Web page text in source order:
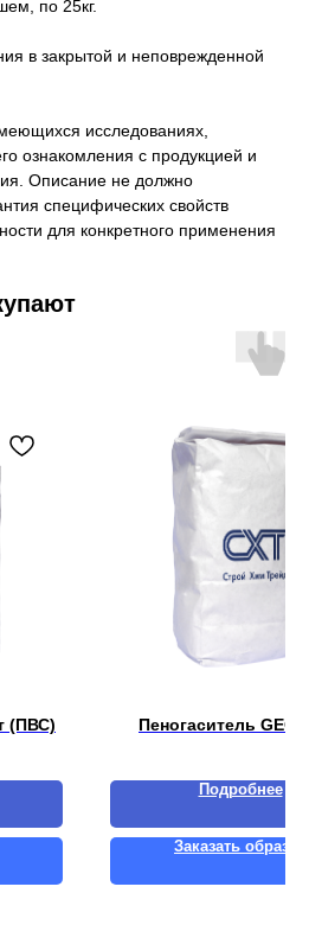
по 25кг.
в закрытой и неповрежденной
исследованиях,
ознакомления с продукцией и
Описание не должно
специфических свойств
для конкретного применения
(ПВС)
Пеногаситель
Подробнее
Заказать образец